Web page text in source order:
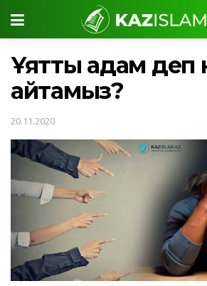
Ұятты адам деп
айтамыз?
20.11.2020